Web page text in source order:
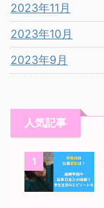
2023年11月
2023年10月
2023年9月
人気記事
1